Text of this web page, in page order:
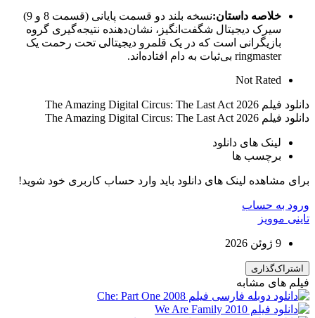
خلاصه داستان:
نسخه بلند دو قسمت پایانی (قسمت 8 و 9)
سیرک دیجیتال شگفت‌انگیز، نشان‌دهنده نتیجه‌گیری گروه
بازیگرانی است که در یک قلمرو دیجیتالی تحت رحمت یک
ringmaster بی‌ثبات به دام افتاده‌اند.
Not Rated
دانلود فیلم The Amazing Digital Circus: The Last Act 2026
دانلود فیلم The Amazing Digital Circus: The Last Act 2026
لینک های دانلود
برچسب ها
برای مشاهده لینک های دانلود باید وارد حساب کاربری خود شوید!
ورود به حساب
تاینی موویز
9 ژوئن 2026
اشتراک‌گذاری
فیلم های مشابه